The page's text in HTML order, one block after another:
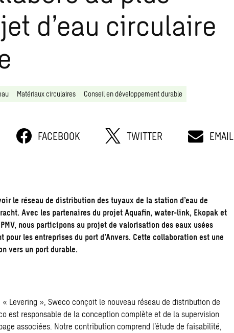
d’eau circulaire
Matériaux circulaires Conseil en développement durable
FACEBOOK TWITTER EMAIL
le réseau de distribution des tuyaux de la station d’eau de
Avec les partenaires du projet Aquafin, water-link, Ekopak et
nous participons au projet de valorisation des eaux usées
les entreprises du port d’Anvers. Cette collaboration est une
vers un port durable.
Levering », Sweco conçoit le nouveau réseau de distribution de
est responsable de la conception complète et de la supervision
associées. Notre contribution comprend l’étude de faisabilité,